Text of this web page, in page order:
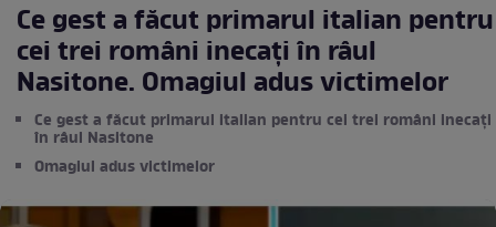
Ce gest a făcut primarul italian pentru
cei trei români inecați în râul
Nasitone. Omagiul adus victimelor
Ce gest a făcut primarul italian pentru cei trei români inecați
în râul Nasitone
Omagiul adus victimelor